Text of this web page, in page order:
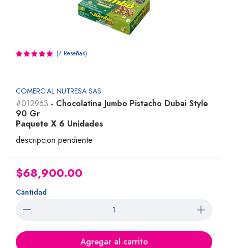
(7 Reseñas)
COMERCIAL NUTRESA SAS
#012963 - Chocolatina Jumbo Pistacho Dubai Style
90 Gr
Paquete X 6 Unidades
descripcion pendiente
$68,900.00
Cantidad
Agregar al carrito